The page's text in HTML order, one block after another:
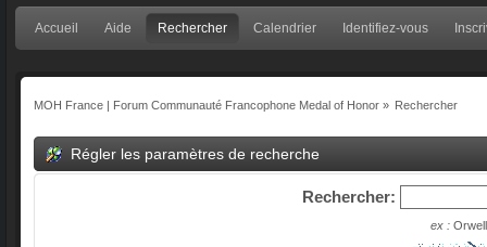
Accueil Aide Rechercher Calendrier Identifiez-vous
MOH France | Forum Communauté Francophone Medal of Honor» Rechercher
Régler les paramètres de recherche
Rechercher:
ex :